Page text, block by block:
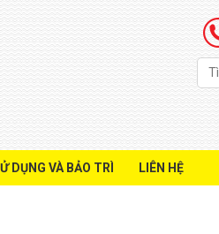
DỤNG VÀ BẢO TRÌ LIÊN HỆ